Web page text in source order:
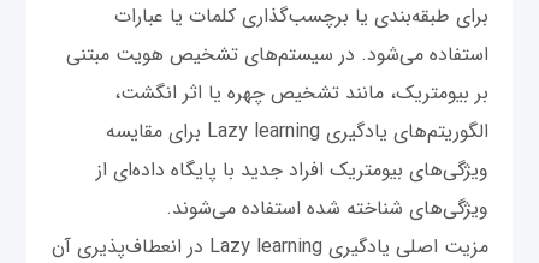
برای طبقه‌بندی یا برچسب‌گذاری کلمات یا عبارات
استفاده می‌شود. در سیستم‌های تشخیص هویت مبتنی
بر بیومتریک، مانند تشخیص چهره یا اثر انگشت،
الگوریتم‌های یادگیری Lazy learning برای مقایسه
ویژگی‌های بیومتریک افراد جدید با پایگاه داده‌ای از
ویژگی‌های شناخته شده استفاده می‌شوند.
مزیت اصلی یادگیری Lazy learning در انعطاف‌پذیری آن